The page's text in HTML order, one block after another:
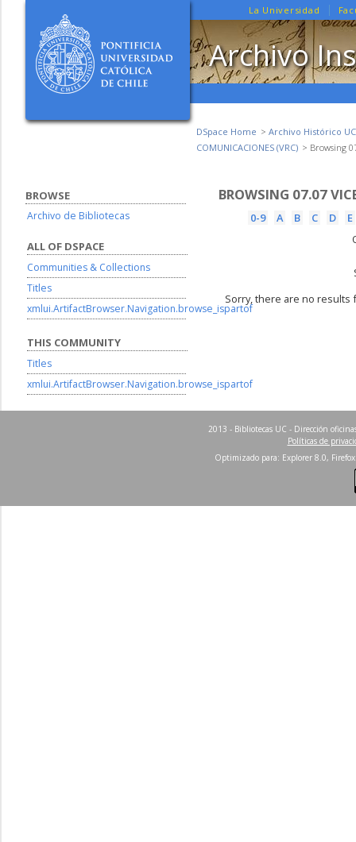
La Universidad
Archivo
DSpace Home
Archivo Histórico UC
COMUNICACIONES (VRC)
Browsing
BROWSING 07.07
0-9 A B C D
E
Sorry, there are no results
BROWSE
Archivo de Bibliotecas
ALL OF DSPACE
Communities & Collections
Titles
xmlui.ArtifactBrowser.Navigation.browse_ispartof
THIS COMMUNITY
Titles
xmlui.ArtifactBrowser.Navigation.browse_ispartof
2013 - Bibliotecas UC - Dirección
Políticas de
Optimizado para: Explorer 8.0,